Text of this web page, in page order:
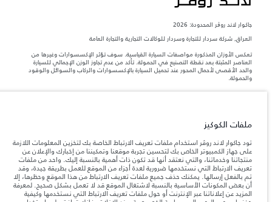
جاكوار لاند روڨر المحدودة: 2026
العراق, شركة سردار للتجارة وسردار للوكالات التجارية والتجارة العامة
تعكس الأوزان المذكورة مواصفات السيارة القياسية. سوف تؤثر الإكسسوارات وغيرها من
العناصر المثبتة بعد نقطة التصنيع في الحمولة. تأكد من عدم تجاوز الوزن الإجمالي للسيارة
والحد الأقصى لأحمال المحور عند تحميل السيارة بالإكسسوارات والركاب والسوائل والوقود
والحمولة.
والتحقق من الأسعار.
في مواصفات تصميم السيارات وتوفر الخيارات وتوقيتات التصاميم. هذا ظرف ديناميكي
للغاية، ونتيجة لذلك، قد لا تمثّل الصور المستخدَمة ضمن موقع الويب حاليًا المواصفات الحالية
بالكامل بالنسبة إلى الميزات والخيارات والحلية ومجموعات الألوان. يرجى استشارة وكيلك الذي
سيتمكّن من تأكيد أي تقييدات حالية معك للسماح لك باتخاذ قرار مدروس
الأرقام المقدمة هي نتيجة لاختبارات المصنع الرسمية وفقاً لتشريعات الاتحاد الأوروبي. قد
يتباين استهلك الوقود الفعلي للمركبة عن ذلك المتحقق في تلك الاختبارات كما أن هذه
الأرقام بغرض المقارنة فحسب.
ملفات الكوكيز
تود جاكوار لاند روڤر استخدام ملفات تعريف الارتباط الخاصة بك لتخزين المعلومات اللازمة
على جهاز الكمبيوتر الخاص بك لتحسين تجربة موقعنا وتمكيننا من إخبارك والإعلان عن
منتجاتنا وخدماتنا، والتي نعتقد أنها قد تكون ذات أهمية بالنسبة إليك. واحد من ملفات
تعريف الارتباط التي نستخدمها ضرورية لعدة أجزاء من الموقع للعمل بطريقة جيدة، وقد
تم بالفعل إرسالها. يمكنك حذف جميع ملفات تعريف الارتباط من هذا الموقع وحظرها، إلا
أن بعض المكونات الأساسية بالنسبة لاشتغال الموقع قد لا تعمل بشكل صحيح. لمعرفة
المزيد عن إعلاناتنا عبر الإنترنت أو حول ملفات تعريف الارتباط التي نستخدمها وكيفية